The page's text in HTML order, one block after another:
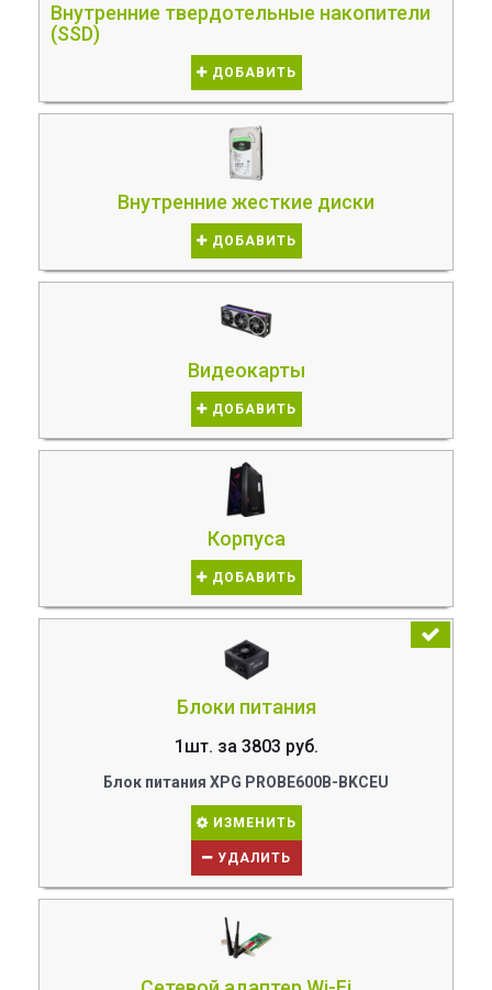
Внутренние твердотельные накопители
(SSD)
ДОБАВИТЬ
Внутренние жесткие диски
ДОБАВИТЬ
Видеокарты
ДОБАВИТЬ
Корпуса
ДОБАВИТЬ
Блоки питания
1шт. за 3803 руб.
Блок питания XPG PROBE600B-BKCEU
ИЗМЕНИТЬ
УДАЛИТЬ